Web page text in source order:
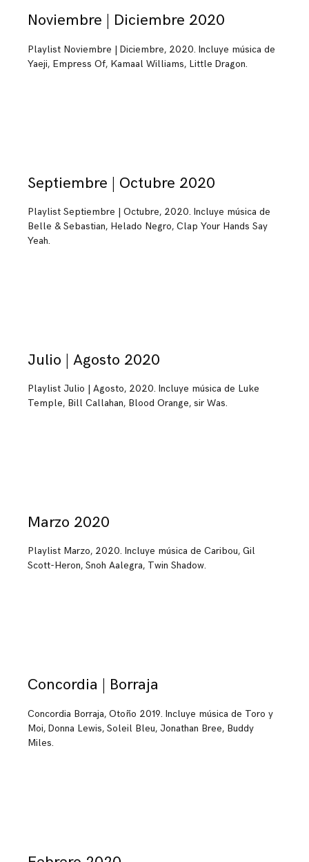
Noviembre | Diciembre 2020
Playlist Noviembre | Diciembre, 2020. Incluye música de
Yaeji, Empress Of, Kamaal Williams, Little Dragon.
Septiembre | Octubre 2020
Playlist Septiembre | Octubre, 2020. Incluye música de
Belle & Sebastian, Helado Negro, Clap Your Hands Say
Yeah.
Julio | Agosto 2020
Playlist Julio | Agosto, 2020. Incluye música de Luke
Temple, Bill Callahan, Blood Orange, sir Was.
Marzo 2020
Playlist Marzo, 2020. Incluye música de Caribou, Gil
Scott-Heron, Snoh Aalegra, Twin Shadow.
Concordia | Borraja
Concordia Borraja, Otoño 2019. Incluye música de Toro y
Moi, Donna Lewis, Soleil Bleu, Jonathan Bree, Buddy
Miles.